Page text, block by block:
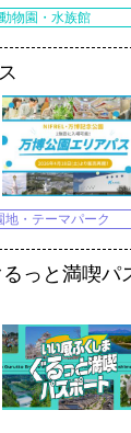
動物園・水族館
地・テーマパーク
っと満喫パ